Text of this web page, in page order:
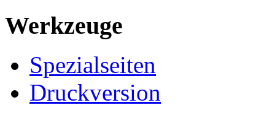
Werkzeuge
Spezialseiten
Druckversion